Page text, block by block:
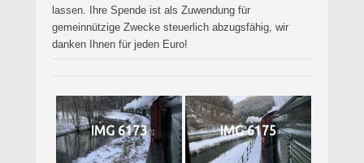
lassen. Ihre Spende ist als Zuwendung für
gemeinnützige Zwecke steuerlich abzugsfähig, wir
danken Ihnen für jeden Euro!
IMG 6173 IMG 6175